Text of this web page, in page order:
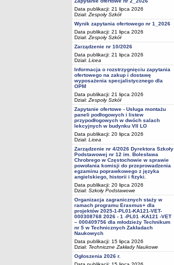
Data publikacji: 21 lipca 2026
Dział: Zespoły Szkół
Wynik zapytania ofertowego nr 1_2026
Data publikacji: 21 lipca 2026
Dział: Zespoły Szkół
Zarządzenie nr 10/2026
Data publikacji: 21 lipca 2026
Dział: Licea
Informacja o rozstrzygnięciu zapytania
ofertowego na zakup i dostawę
wyposażenia specjalistycznego dla
OPM
Data publikacji: 21 lipca 2026
Dział: Zespoły Szkół
Zapytanie ofertowe - Usługa montażu
paneli podłogowych i listew
przypodłogowych w dwóch salach
lekcyjnych w budynku VII LO
Data publikacji: 20 lipca 2026
Dział: Licea
Zarządzenie nr 4/2026 Dyrektora Szkoły
Podstawowej nr 12 im. Bolesława
Chrobrego w Częstochowie w sprawie
powołania komisji do przeprowadzenia
egzaminu poprawkowego z języka
angielskiego, historii i fizyki.
Data publikacji: 20 lipca 2026
Dział: Szkoły Podstawowe
Organizacja zagranicznych staży w
ramach programu Erasmus+ dla
projektów 2025-1-PL01-KA121-VET-
000308768 2026 - 1 -PL01 -KA121 -VET
– 000409756 dla młodzieży Technikum
nr 5 w Technicznych Zakładach
Naukowych
Data publikacji: 15 lipca 2026
Dział: Techniczne Zakłady Naukowe
Ogłoszenia 2026 r.